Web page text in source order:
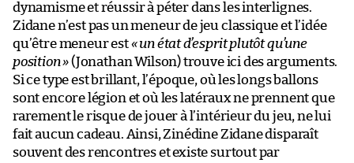
dynamisme et réussir à péter dans les interlignes.
Zidane n’est pas un meneur de jeu classique et l’idée
qu’être meneur est« un état d’esprit plutôt qu’une
position »(Jonathan Wilson) trouve ici des arguments.
Si ce type est brillant, l’époque, où les longs ballons
sont encore légion et où les latéraux ne prennent que
rarement le risque de jouer à l’intérieur du jeu, ne lui
fait aucun cadeau. Ainsi, Zinédine Zidane disparaît
souvent des rencontres et existe surtout par